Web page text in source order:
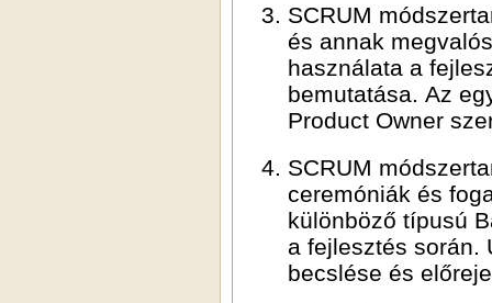
SCRUM módszertan: A módszertan
és annak megvalósítása a fejlesztés során. A
használata a fejlesztés során. A Scrum Folyamat és a Scrum Csapat
bemutatása. Az egyes szerepkörök ismertetése: Scrum Master szerep,
Product
SCRUM módszertan: A Srum folyamat
ceremóniák és fogalmak. A Product Backlog
különböző típusú Backlog Item-ek definiálása, azok leírásának kezelése
a fejlesztés során. User Story fogalma és használata. A ráfordítás